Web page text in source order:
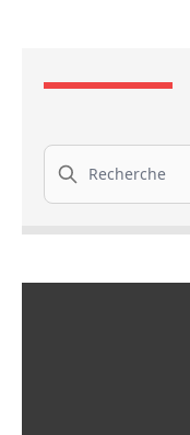
Recherche